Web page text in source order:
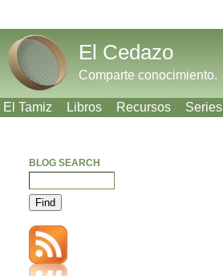
El Cedazo
Comparte conocimiento.
El Tamiz Libros Recursos Series
MeneameBitacoras
BLOG SEARCH